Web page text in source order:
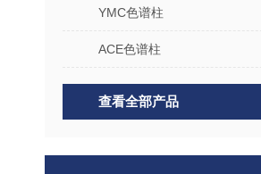
YMC色谱柱
ACE色谱柱
查看全部产品